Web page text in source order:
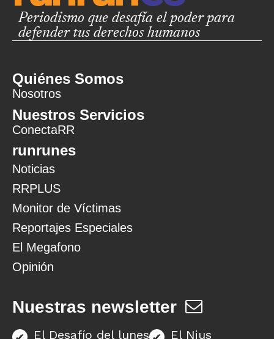
Periodismo que desafía el poder para
defender tus derechos humanos
Quiénes Somos
Nosotros
Nuestros Servicios
ConectaRR
runrunes
Noticias
RRPLUS
Monitor de Víctimas
Reportajes Especiales
El Megafono
Opinión
Nuestras newsletter
El Desafío del lunes El Nius